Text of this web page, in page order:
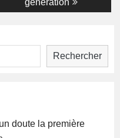
génération
Rechercher
doute la première